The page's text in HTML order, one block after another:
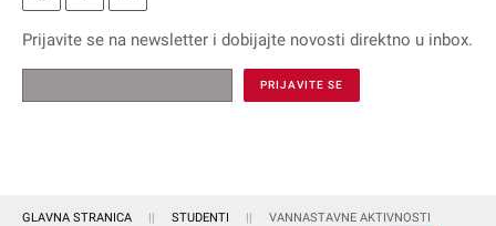
Prijavite se na newsletter i dobijajte novosti direktno u inbox.
GLAVNA STRANICA STUDENTI VANNASTAVNE AKTIVNOSTI